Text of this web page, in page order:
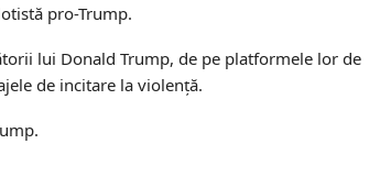
pro-Trump.
lui Donald Trump, de pe platformele lor de
de incitare la violenţă.